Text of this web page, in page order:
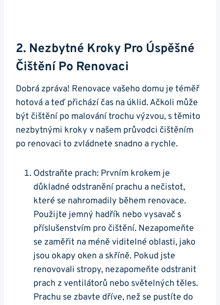
2. Nezbytné Kroky Pro Úspěšné
Čištění Po Renovaci
Dobrá zpráva! Renovace vašeho domu je téměř
hotová a teď přichází čas na úklid. Ačkoli může
být čištění po malování trochu výzvou, s těmito
nezbytnými kroky v našem průvodci čištěním
po renovaci to zvládnete snadno a rychle.
Odstraňte prach: Prvním krokem je
důkladné odstranění prachu a nečistot,
které se nahromadily během renovace.
Použijte jemný hadřík nebo vysavač s
příslušenstvím pro čištění. Nezapomeňte
se zaměřit na méně viditelné oblasti, jako
jsou okapy oken a skříně. Pokud jste
renovovali stropy, nezapomeňte odstranit
prach z ventilátorů nebo světelných těles.
Prachu se zbavte dříve, než se pustíte do